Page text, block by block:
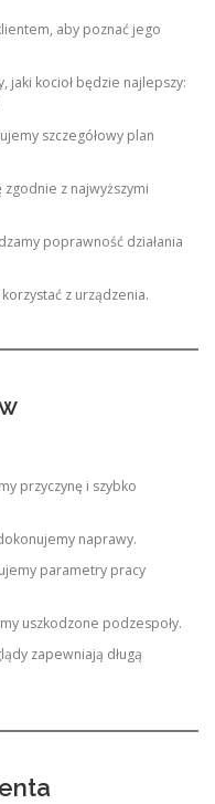
aby poznać jego
jaki kocioł będzie najlepszy:
szczegółowy plan
z najwyższymi
poprawność działania
z urządzenia.
przyczynę i szybko
naprawy.
parametry pracy
uszkodzone podzespoły.
zapewniają długą